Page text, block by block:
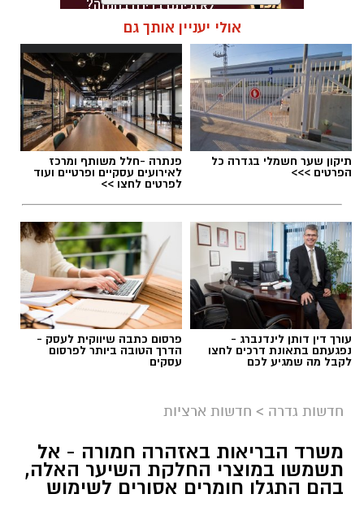
תגים:דרושים באשדוד
גיוס
במסגרת התפקיד יידרש המועמד להוביל את תחום
מקצועי, לפתח תוכניות חינוכיות, ליצור אירועי תוכן
ופרויקטים ייחודיים ולעבוד מול קהלים מגוונים, תוך
חיבור בין עולם התרבות, החינוך והקהילה.
אולי יעניין אותך גם
תיקון שער חשמלי בגדרה כל
הפרטים >>>
פנתרה -חלל משותף ומרכז
לאירועים עסקיים ופרטיים ועוד
לפרטים לחצו >>
עורך דין דותן לינדנברג -
נפגעתם בתאונת דרכים לחצו
לקבל מה שמגיע לכם
פרסום כתבה שיווקית לעסק -
הדרך הטובה ביותר לפרסום
עסקים
חדשות גדרה > חדשות ארציות
משרד הבריאות באזהרה חמורה - אל
תשמשו במוצרי החלקת השיער האלה,
בהם התגלו חומרים אסורים לשימוש